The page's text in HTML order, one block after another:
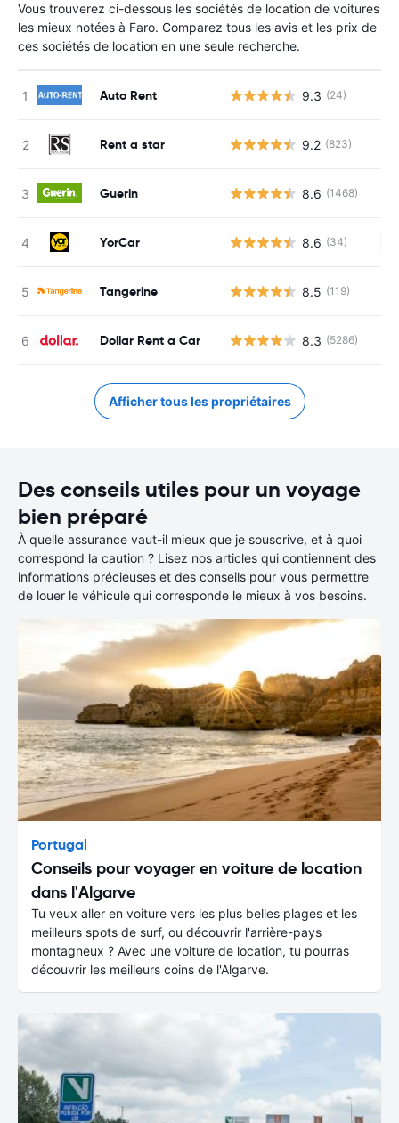
Vous trouverez ci-dessous les sociétés de location de voitures
les mieux notées à Faro. Comparez tous les avis et les prix de
ces sociétés de location en une seule recherche.
Auto Rent 9.3 (24)
Rent a star 9.2 (823)
Guerin 8.6 (1468)
YorCar 8.6 (34)
Tangerine 8.5 (119)
Dollar Rent a Car 8.3 (5286)
Afficher tous les propriétaires
Des conseils utiles pour un voyage
bien préparé
À quelle assurance vaut-il mieux que je souscrive, et à quoi
correspond la caution ? Lisez nos articles qui contiennent des
informations précieuses et des conseils pour vous permettre
de louer le véhicule qui corresponde le mieux à vos besoins.
Portugal
Conseils pour voyager en voiture de location
dans l'Algarve
Tu veux aller en voiture vers les plus belles plages et les
meilleurs spots de surf, ou découvrir l'arrière-pays
montagneux ? Avec une voiture de location, tu pourras
découvrir les meilleurs coins de l'Algarve.